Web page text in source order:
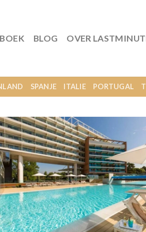
BLOG OVER
SPANJE ITALIE PORTUGAL